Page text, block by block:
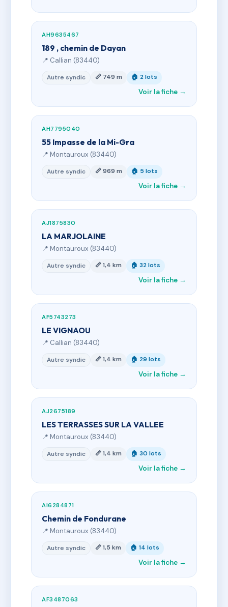
AH9635467
189 , chemin de Dayan
📍 Callian (83440)
Autre syndic 📏 749 m 🏠 2 lots
Voir la fiche →
AH7795040
55 Impasse de la Mi-Gra
📍 Montauroux (83440)
Autre syndic 📏 969 m 🏠 5 lots
Voir la fiche →
AJ1875830
LA MARJOLAINE
📍 Montauroux (83440)
Autre syndic 📏 1,4 km 🏠 32 lots
Voir la fiche →
AF5743273
LE VIGNAOU
📍 Callian (83440)
Autre syndic 📏 1,4 km 🏠 29 lots
Voir la fiche →
AJ2675189
LES TERRASSES SUR LA VALLEE
📍 Montauroux (83440)
Autre syndic 📏 1,4 km 🏠 30 lots
Voir la fiche →
AI6284871
Chemin de Fondurane
📍 Montauroux (83440)
Autre syndic 📏 1,5 km 🏠 14 lots
Voir la fiche →
AF3487063